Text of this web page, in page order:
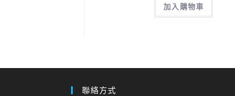
加入購物車
聯絡方式